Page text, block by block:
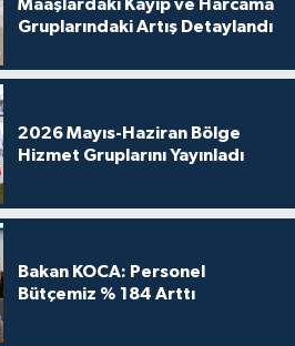
Maaşlardaki Kayıp ve Harcama
Gruplarındaki Artış Detaylandı
2026 Mayıs-Haziran Bölge
Hizmet Gruplarını Yayınladı
Bakan KOCA: Personel
Bütçemiz % 184 Arttı